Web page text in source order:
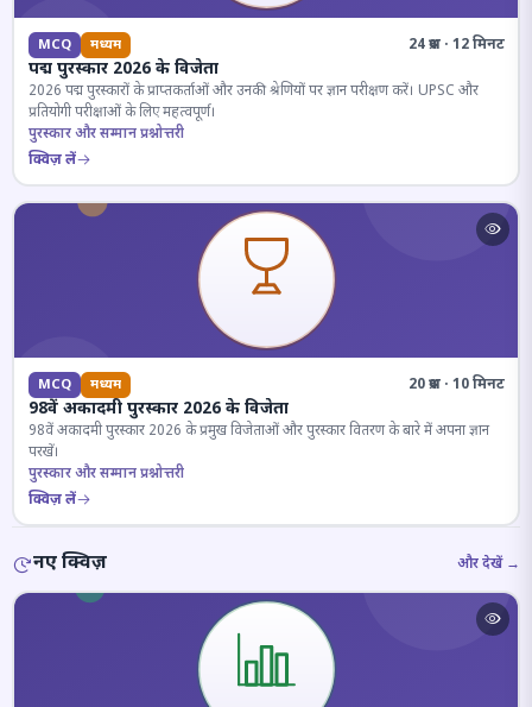
MCQ मध्यम 24 प्रश्न · 12 मिनट
पद्म पुरस्कार 2026 के विजेता
2026 पद्म पुरस्कारों के प्राप्तकर्ताओं और उनकी श्रेणियों पर ज्ञान परीक्षण करें। UPSC और
प्रतियोगी परीक्षाओं के लिए महत्वपूर्ण।
पुरस्कार और सम्मान प्रश्नोत्तरी
क्विज़ लें
MCQ मध्यम 20 प्रश्न · 10 मिनट
98वें अकादमी पुरस्कार 2026 के विजेता
98वें अकादमी पुरस्कार 2026 के प्रमुख विजेताओं और पुरस्कार वितरण के बारे में अपना ज्ञान
परखें।
पुरस्कार और सम्मान प्रश्नोत्तरी
क्विज़ लें
नए क्विज़ और देखें →